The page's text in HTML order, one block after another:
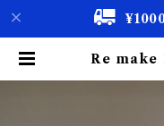
Re make
o【古